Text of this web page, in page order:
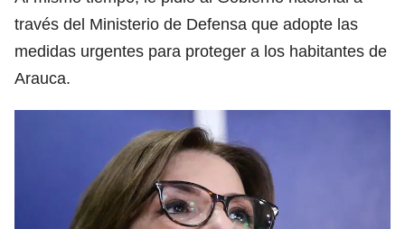
través del Ministerio de Defensa que adopte las
medidas urgentes para proteger a los habitantes de
Arauca.